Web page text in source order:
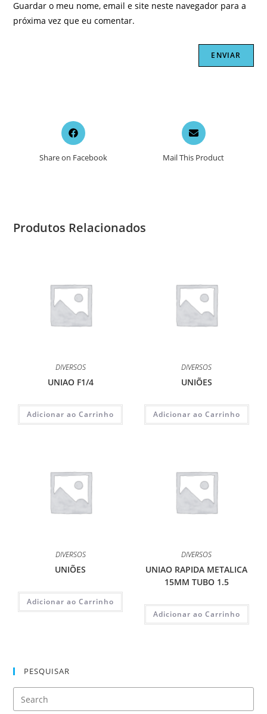
Guardar o meu nome, email e site neste navegador para a
próxima vez que eu comentar.
Opens
in
new
Share on Facebook
Opens
in
a
new
Mail This Product
Produtos Relacionados
DIVERSOS
UNIAO F1/4
Adicionar ao Carrinho
DIVERSOS
UNIÕES
Adicionar ao Carrinho
DIVERSOS
UNIÕES
Adicionar ao Carrinho
DIVERSOS
UNIAO RAPIDA METALICA
15MM TUBO 1.5
Adicionar ao Carrinho
PESQUISAR